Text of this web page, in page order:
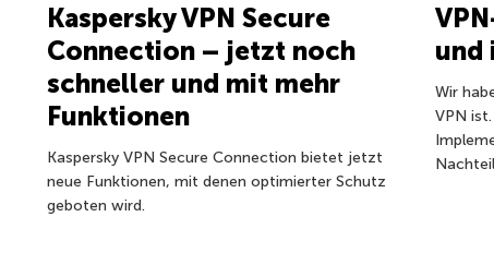
Kaspersky VPN Secure
Connection – jetzt noch
schneller und mit mehr
Funktionen
Kaspersky VPN Secure Connection bietet jetzt
neue Funktionen, mit denen optimierter Schutz
geboten wird.
und
Wir
VPN